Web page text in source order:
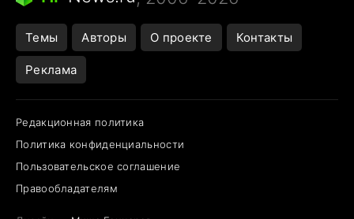
Темы Авторы О проекте Контакты
Реклама
Редакционная политика
Политика конфиденциальности
Пользовательское соглашение
Правообладателям